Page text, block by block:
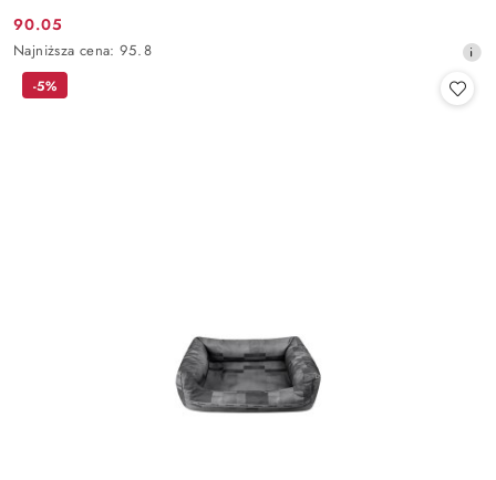
Cena
promocyjna:
90.05
Najniższa
cena
Najniższa cena: 95.8
-5%